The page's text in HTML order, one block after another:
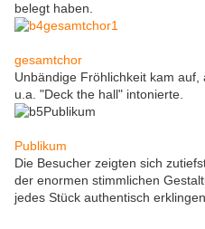
belegt haben.
gesamtchor
Unbändige Fröhlichkeit kam
u.a. "Deck the hall" intonierte.
Publikum
Die Besucher zeigten sich
der enormen stimmlichen
jedes Stück authentisch